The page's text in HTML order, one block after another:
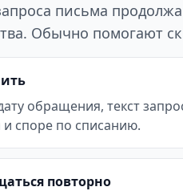
письма
Обычно помогают
обращения, текст
споре по списанию.
повторно